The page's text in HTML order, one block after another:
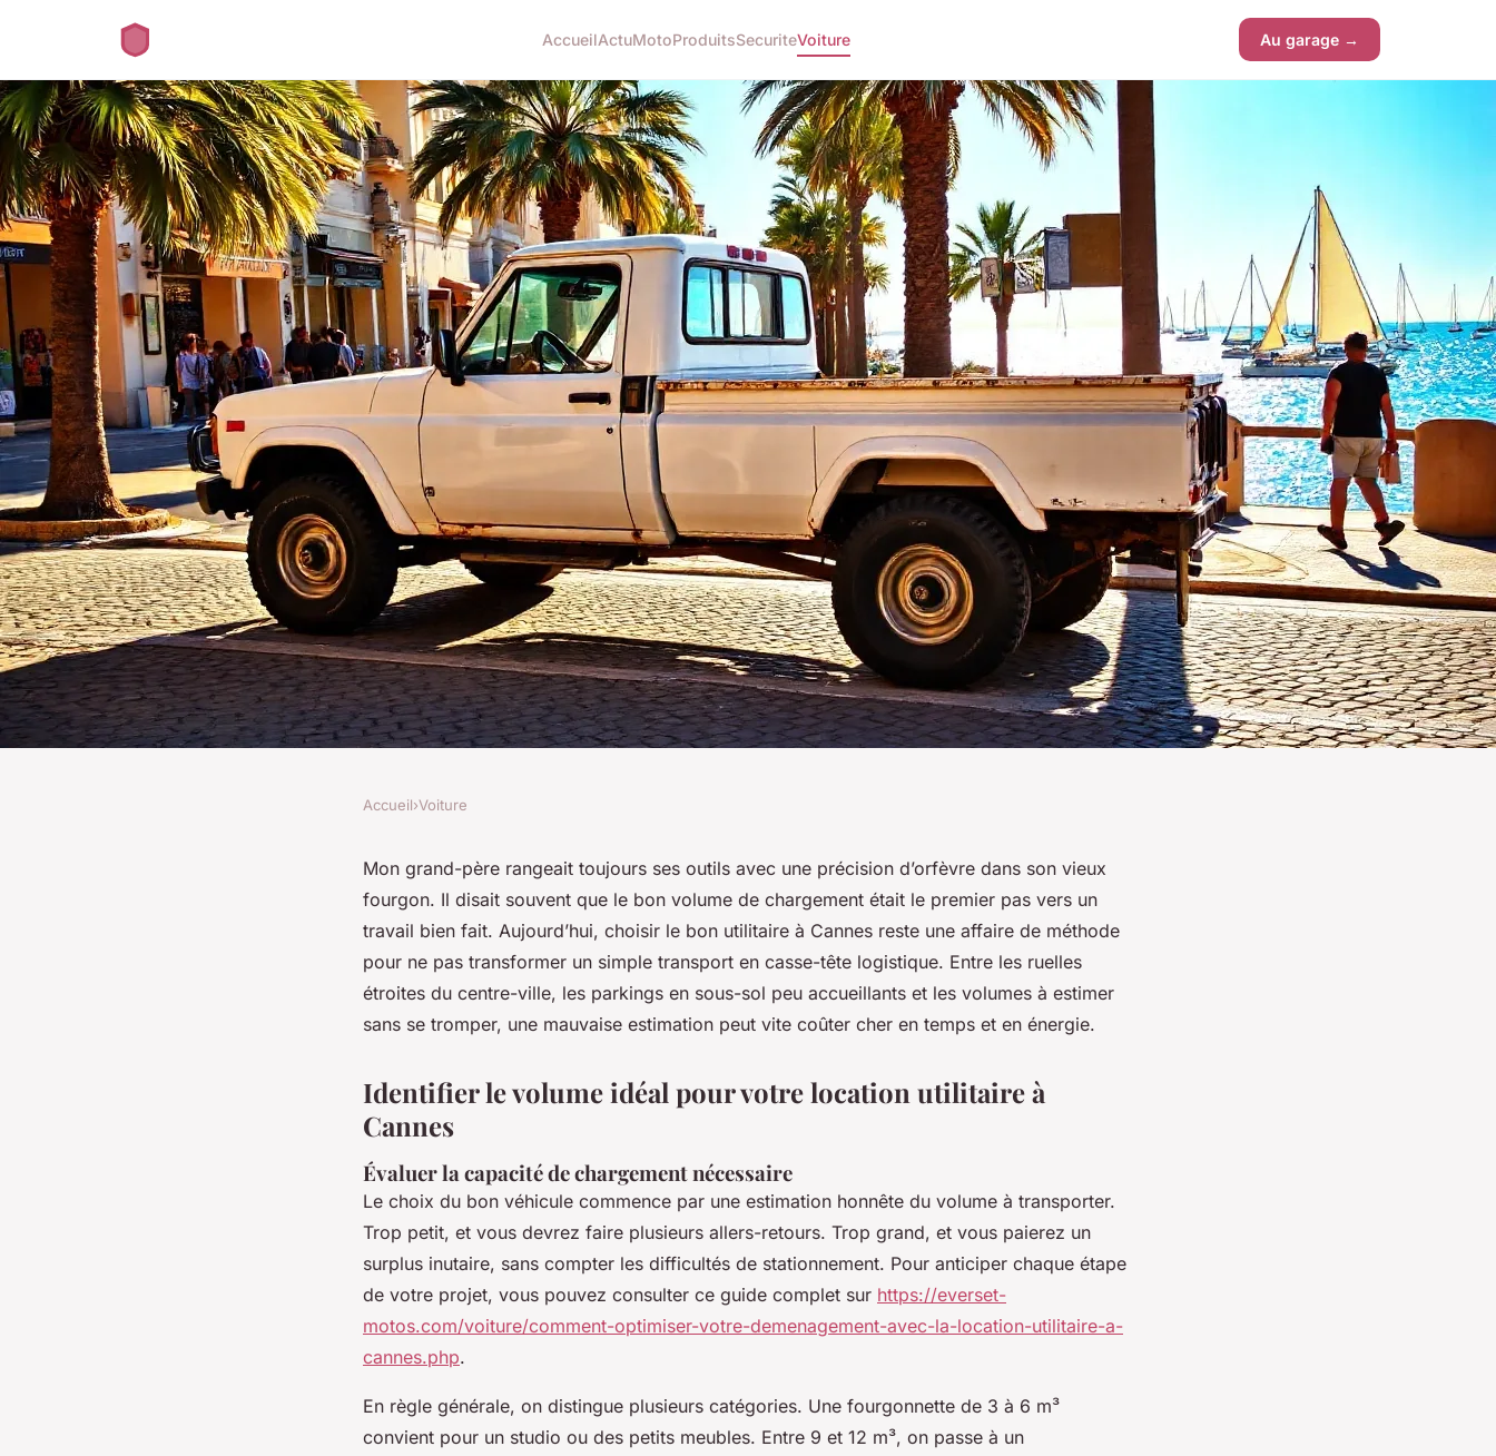
AccueilActuMotoProduitsSecuriteVoiture Au garage →
Guide pratique pour bien choisir votre
véhicule utilitaire à Cannes
7 min de lecture
Accueil›Voiture
Mon grand-père rangeait toujours ses outils avec une précision d’orfèvre dans son vieux
fourgon. Il disait souvent que le bon volume de chargement était le premier pas vers un
travail bien fait. Aujourd’hui, choisir le bon utilitaire à Cannes reste une affaire de méthode
pour ne pas transformer un simple transport en casse-tête logistique. Entre les ruelles
étroites du centre-ville, les parkings en sous-sol peu accueillants et les volumes à estimer
sans se tromper, une mauvaise estimation peut vite coûter cher en temps et en énergie.
Identifier le volume idéal pour votre location utilitaire à
Cannes
Évaluer la capacité de chargement nécessaire
Le choix du bon véhicule commence par une estimation honnête du volume à transporter.
Trop petit, et vous devrez faire plusieurs allers-retours. Trop grand, et vous paierez un
surplus inutaire, sans compter les difficultés de stationnement. Pour anticiper chaque étape
de votre projet, vous pouvez consulter ce guide complet sur https://everset-
motos.com/voiture/comment-optimiser-votre-demenagement-avec-la-location-utilitaire-a-
cannes.php.
En règle générale, on distingue plusieurs catégories. Une fourgonnette de 3 à 6 m³
convient pour un studio ou des petits meubles. Entre 9 et 12 m³, on passe à un